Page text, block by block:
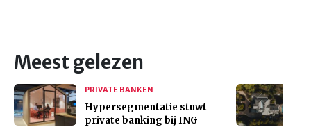
Meest gelezen
PRIVATE BANKEN
Hypersegmentatie stuwt
private banking bij ING